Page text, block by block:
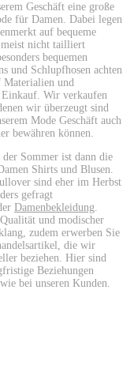
Geschäft eine große
für Damen. Dabei legen
auf bequeme
nicht tailliert
bequemen
und Schlupfhosen achten
Materialien und
Einkauf. Wir verkaufen
wir überzeugt sind
Mode Geschäft auch
bewähren können.
Sommer ist dann die
Shirts und Blusen.
sind eher im Herbst
gefragt
Damenbekleidung.
und modischer
zudem erwerben Sie
die wir
beziehen. Hier sind
Beziehungen
bei unseren Kunden.